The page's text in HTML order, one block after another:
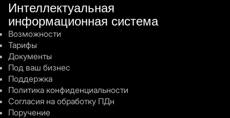
FAQ
Что даст мне Расписание в Эволютрикс?
Интеллектуальная
информационная система
Возможности
Тарифы
Документы
Под ваш бизнес
Поддержка
Политика конфиденциальности
Согласия на обработку ПДн
Поручение